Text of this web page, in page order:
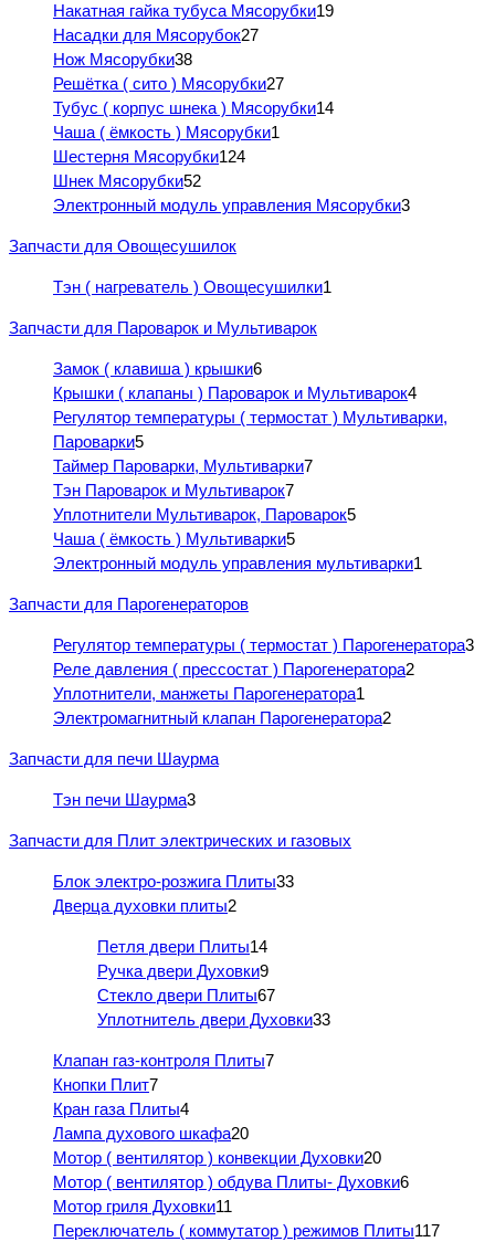
Накатная гайка тубуса Мясорубки19
Насадки для Мясорубок27
Нож Мясорубки38
Решётка ( сито ) Мясорубки27
Тубус ( корпус шнека ) Мясорубки14
Чаша ( ёмкость ) Мясорубки1
Шестерня Мясорубки124
Шнек Мясорубки52
Электронный модуль управления Мясорубки3
Запчасти для Овощесушилок
Тэн ( нагреватель ) Овощесушилки1
Запчасти для Пароварок и Мультиварок
Замок ( клавиша ) крышки6
Крышки ( клапаны ) Пароварок и Мультиварок4
Регулятор температуры ( термостат ) Мультиварки,
Пароварки5
Таймер Пароварки, Мультиварки7
Тэн Пароварок и Мультиварок7
Уплотнители Мультиварок, Пароварок5
Чаша ( ёмкость ) Мультиварки5
Электронный модуль управления мультиварки1
Запчасти для Парогенераторов
Регулятор температуры ( термостат ) Парогенератора3
Реле давления ( прессостат ) Парогенератора2
Уплотнители, манжеты Парогенератора1
Электромагнитный клапан Парогенератора2
Запчасти для печи Шаурма
Тэн печи Шаурма3
Запчасти для Плит электрических и газовых
Блок электро-розжига Плиты33
Дверца духовки плиты2
Петля двери Плиты14
Ручка двери Духовки9
Стекло двери Плиты67
Уплотнитель двери Духовки33
Клапан газ-контроля Плиты7
Кнопки Плит7
Кран газа Плиты4
Лампа духового шкафа20
Мотор ( вентилятор ) конвекции Духовки20
Мотор ( вентилятор ) обдува Плиты- Духовки6
Мотор гриля Духовки11
Переключатель ( коммутатор ) режимов Плиты117